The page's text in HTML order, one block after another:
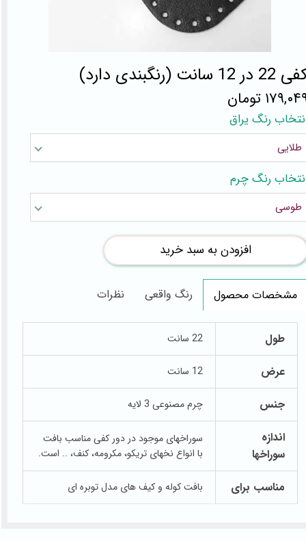
12 سانت (رنگبندی دارد)
تومان
رنگ یراق
طلایی
رنگ چرم
طوسی
افزودن به سبد خرید
مشخصات محصول رنگ واقعی نظرات
طول 22 سانت
عرض 12 سانت
جنس چرم مصنوعی 3 لایه
اندازه
سوراخها
سوراخهای موجود در دور کفی مناسب بافت
با انواع نخهای تریکو، مکرومه، کنف، .. است.
مناسب برای بافت کوله و کیف های مدل توبره ای